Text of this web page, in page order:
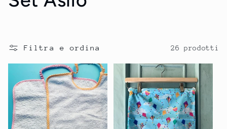
l
l
e
z
Filtra e ordina 26 prodotti